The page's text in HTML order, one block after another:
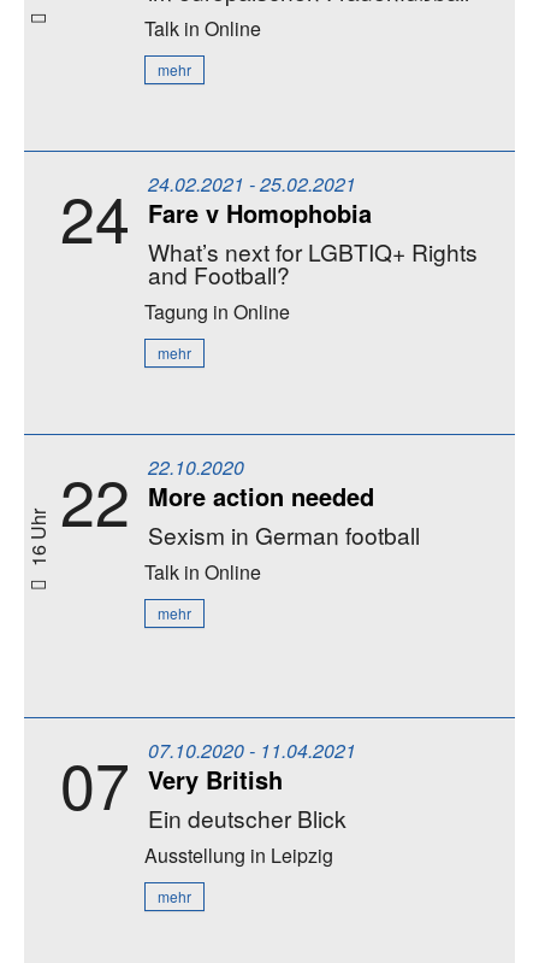
Talk in Online
mehr
24 24.02.2021 - 25.02.2021
Fare v Homophobia
What’s next for LGBTIQ+ Rights
and Football?
Tagung in Online
mehr
16 Uhr 22 22.10.2020
More action needed
Sexism in German football
Talk in Online
mehr
07 07.10.2020 - 11.04.2021
Very British
Ein deutscher Blick
Ausstellung in Leipzig
mehr